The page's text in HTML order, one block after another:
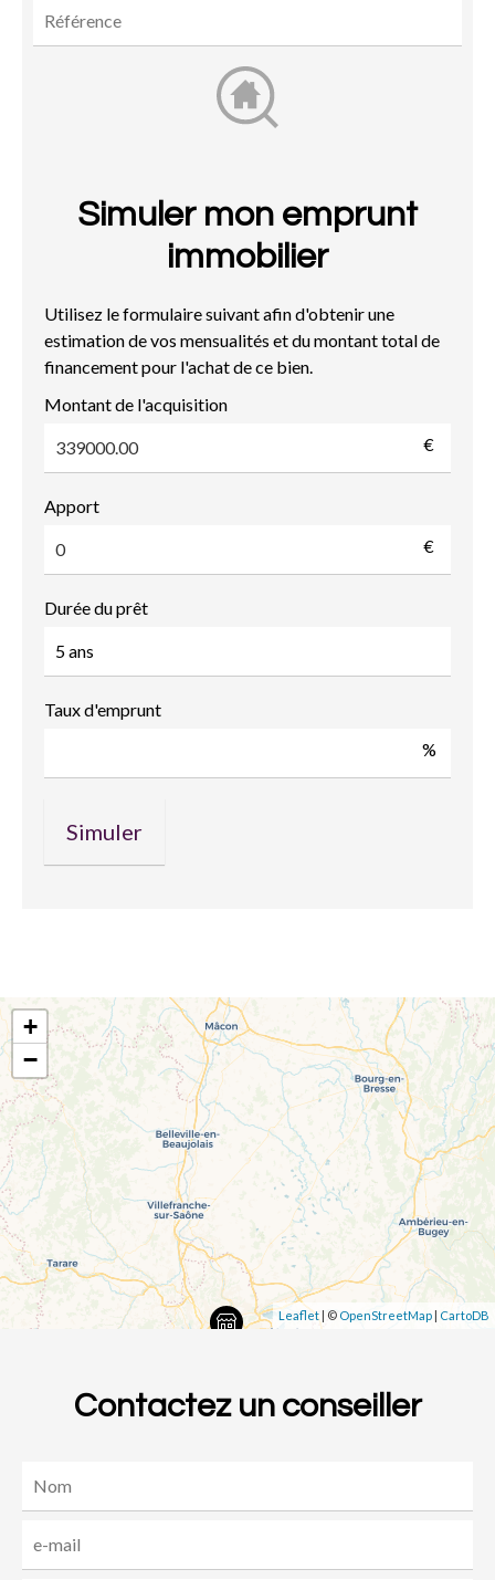
Simuler mon emprunt
immobilier
Utilisez le formulaire suivant afin d'obtenir une
estimation de vos mensualités et du montant total de
financement pour l'achat de ce bien.
Montant de l'acquisition
€
Apport
€
Durée du prêt
Taux d'emprunt
%
+
−
Leaflet | © OpenStreetMap| CartoDB
Contactez un conseiller